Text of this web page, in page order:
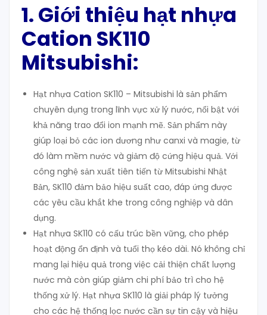
1. Giới thiệu hạt nhựa
Cation SK110
Mitsubishi:
Hạt nhựa Cation SK110 – Mitsubishi là sản phẩm
chuyên dụng trong lĩnh vực xử lý nước, nổi bật với
khả năng trao đổi ion mạnh mẽ. Sản phẩm này
giúp loại bỏ các ion dương như canxi và magie, từ
đó làm mềm nước và giảm độ cứng hiệu quả. Với
công nghệ sản xuất tiên tiến từ Mitsubishi Nhật
Bản, SK110 đảm bảo hiệu suất cao, đáp ứng được
các yêu cầu khắt khe trong công nghiệp và dân
dụng.
Hạt nhựa SK110 có cấu trúc bền vững, cho phép
hoạt động ổn định và tuổi thọ kéo dài. Nó không chỉ
mang lại hiệu quả trong việc cải thiện chất lượng
nước mà còn giúp giảm chi phí bảo trì cho hệ
thống xử lý. Hạt nhựa SK110 là giải pháp lý tưởng
cho các hệ thống lọc nước cần sự tin cậy và hiệu